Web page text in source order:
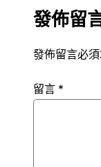
發佈留
發佈留言必
留言 *